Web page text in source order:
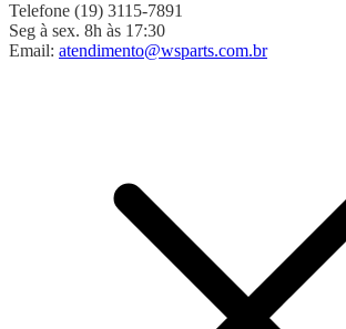
Telefone (19) 3115-7891
Seg à sex. 8h às 17:30
Email: atendimento@wsparts.com.br